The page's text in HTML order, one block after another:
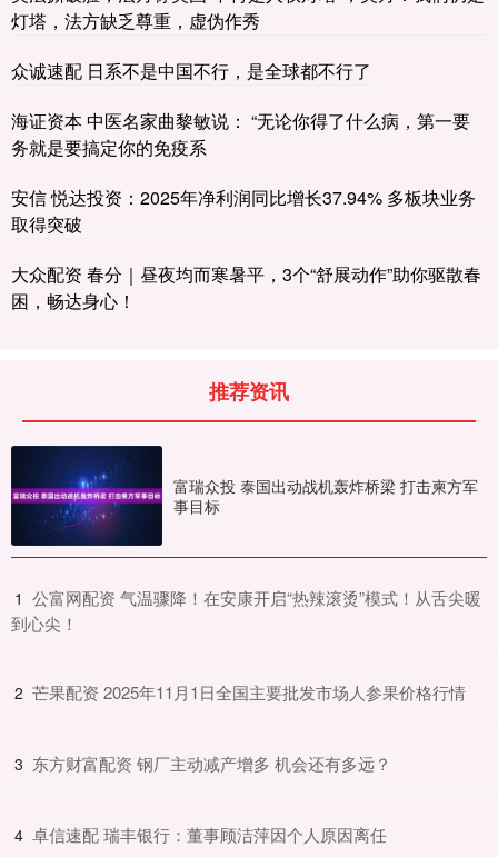
灯塔，法方缺乏尊重，虚伪作秀
众诚速配 日系不是中国不行，是全球都不行了
海证资本 中医名家曲黎敏说： “无论你得了什么病，第一要
务就是要搞定你的免疫系
安信 悦达投资：2025年净利润同比增长37.94% 多板块业务
取得突破
大众配资 春分｜昼夜均而寒暑平，3个“舒展动作”助你驱散春
困，畅达身心！
推荐资讯
富瑞众投 泰国出动战机轰炸桥梁 打击柬方军
事目标
1 ​公富网配资 气温骤降！在安康开启“热辣滚烫”模式！从舌尖暖
到心尖！
2 ​芒果配资 2025年11月1日全国主要批发市场人参果价格行情
3 ​东方财富配资 钢厂主动减产增多 机会还有多远？
4 ​卓信速配 瑞丰银行：董事顾洁萍因个人原因离任